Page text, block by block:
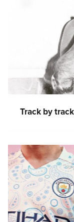
Track by